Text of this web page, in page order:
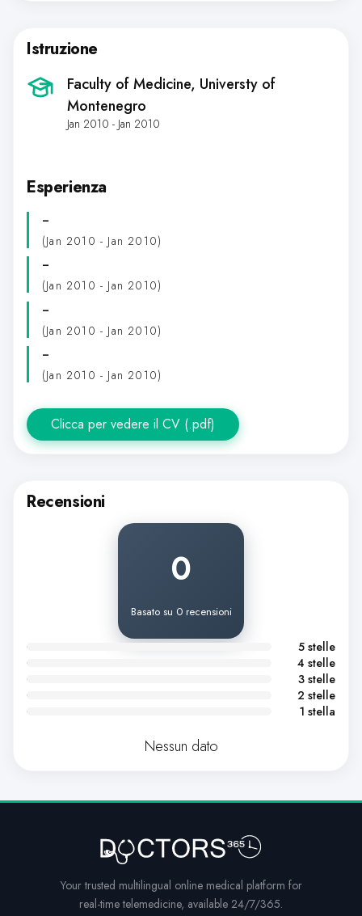
Istruzione
Faculty of Medicine, Universty of
Montenegro
Jan 2010 - Jan 2010
Esperienza
-
(Jan 2010 - Jan 2010)
-
(Jan 2010 - Jan 2010)
-
(Jan 2010 - Jan 2010)
-
(Jan 2010 - Jan 2010)
Clicca per vedere il CV (.pdf)
Recensioni
0
Basato su 0 recensioni
5 stelle
4 stelle
3 stelle
2 stelle
1 stella
Nessun dato
Your trusted multilingual online medical platform for
real-time telemedicine, available 24/7/365.